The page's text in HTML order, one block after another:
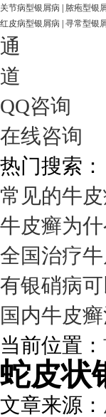
关节病型银屑病
脓疱型银
红皮病型银屑病 寻常型银
通
道
QQ咨询
在线咨询
热门搜索：
常见的牛
牛皮癣为
全国治疗
有银硝病
国内牛皮
当前位置：
蛇皮状
文章来源：